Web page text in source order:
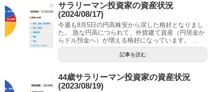
サラリーマン投資家の資産状況
(2024/08/17)
今週も8月5日の円高株安から戻した格好となりまし
た。 急な円高につられて、外貨建て資産（円現金か
らドル預金へ）が増える格好になっています。 ...
記事を読む
44歳サラリーマン投資家の資産状況
(2023/08/19)